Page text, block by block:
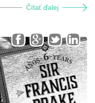
Čítať ďalej